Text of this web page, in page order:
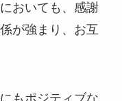
おいても、感謝
が強まり、お互
もポジティブな